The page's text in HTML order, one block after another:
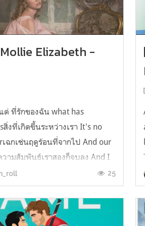
Elizabeth -
ด่ ที่รักของฉัน what has
สิ่งที่เกิดขึ้นระหว่างเรา It's no
เฉกเช่นฤดูร้อนที่จากไป And our
ามสัมพันธ์เราสองก็จบลง And I
แต่ฉันยังเล่นเพลงโปรดของ
วนิล And You still feel like
วตนคุณก็ยังอบอ...
25